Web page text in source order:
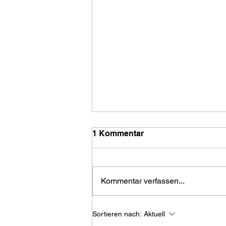
Die Villwock Brothers in der
1 Kommentar
Kommentar verfassen...
Sortieren nach: Aktuell